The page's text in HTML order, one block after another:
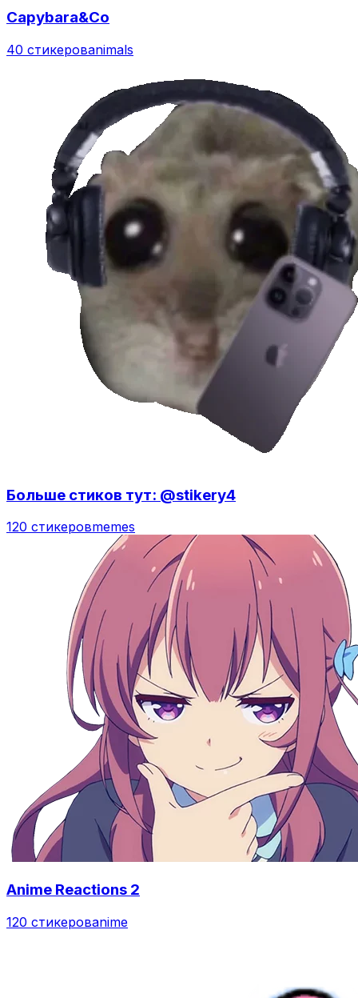
Capybara&Co
40 стикеровanimals
Больше стиков тут: @stikery4
120 стикеровmemes
Anime Reactions 2
120 стикеровanime